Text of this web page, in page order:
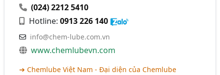
(024) 2212 5410
Hotline:0913 226 140
info@chem-lube.com.vn
www.chemlubevn.com
➔ Chemlube Việt Nam - Đại diện của Chemlube